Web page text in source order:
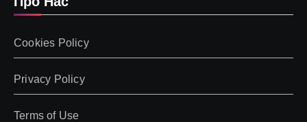
Cookies Policy
Privacy Policy
Terms of Use